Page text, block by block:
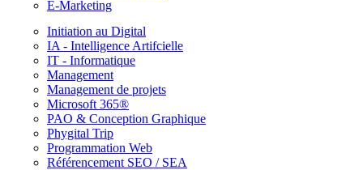
E-Marketing
Initiation au Digital
IA - Intelligence Artifcielle
IT - Informatique
Management
Management de projets
Microsoft 365®
PAO & Conception Graphique
Phygital Trip
Programmation Web
Référencement SEO / SEA